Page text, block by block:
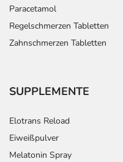
Paracetamol
Regelschmerzen Tabletten
Zahnschmerzen Tabletten
SUPPLEMENTE
Elotrans Reload
Eiweißpulver
Melatonin Spray